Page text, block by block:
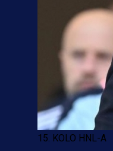
15. KOLO HNL-A